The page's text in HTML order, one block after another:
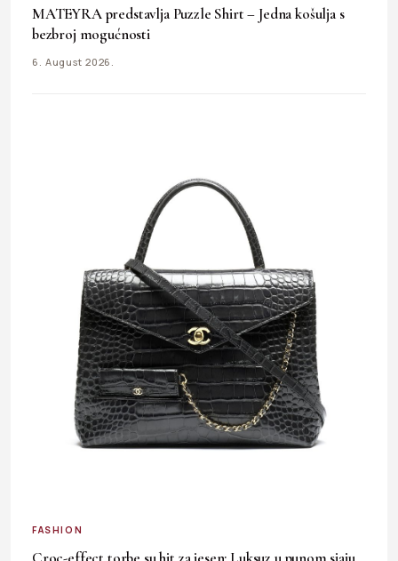
MATEYRA predstavlja Puzzle Shirt – Jedna košulja s
bezbroj mogućnosti
6. August 2026.
FASHION